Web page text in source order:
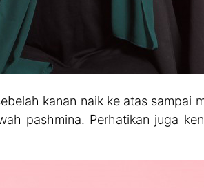
kanan naik ke atas sampai
pashmina. Perhatikan juga